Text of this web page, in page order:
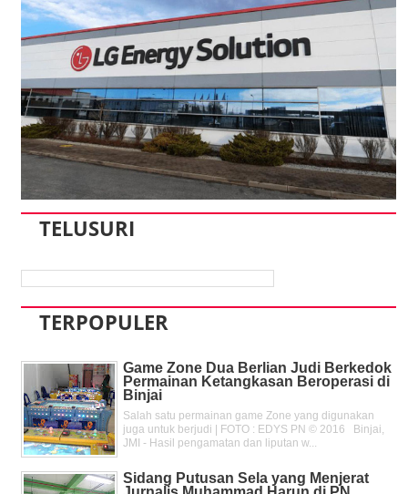
TELUSURI
TERPOPULER
Game Zone Dua Berlian Judi Berkedok
Permainan Ketangkasan Beroperasi di
Binjai
Salah satu permainan game Zone yang digunakan
juga untuk berjudi | FOTO : EDYS PN © 2016 Binjai,
JMI - Hasil pengamatan dan liputan w...
Sidang Putusan Sela yang Menjerat